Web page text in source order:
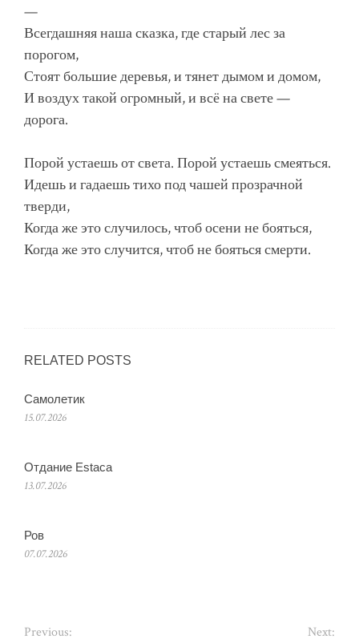
—
Всегдашняя наша сказка, где старый лес за
порогом,
Стоят большие деревья, и тянет дымом и домом,
И воздух такой огромный, и всё на свете —
дорога.
Порой устаешь от света. Порой устаешь смеяться.
Идешь и гадаешь тихо под чашей прозрачной
тверди,
Когда же это случилось, чтоб осени не бояться,
Когда же это случится, чтоб не бояться смерти.
RELATED POSTS
Самолетик
15.07.2026
Отдание Estaca
13.07.2026
Ров
07.07.2026
Previous:
Next: